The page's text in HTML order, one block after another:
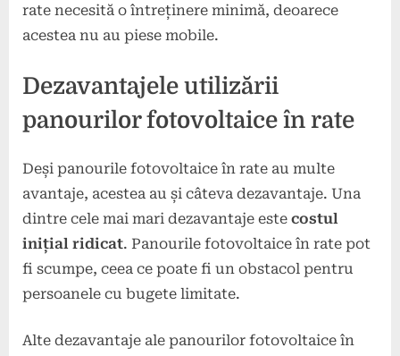
rate necesită o întreținere minimă, deoarece
acestea nu au piese mobile.
Dezavantajele utilizării
panourilor fotovoltaice în rate
Deși panourile fotovoltaice în rate au multe
avantaje, acestea au și câteva dezavantaje. Una
dintre cele mai mari dezavantaje este costul
inițial ridicat. Panourile fotovoltaice în rate pot
fi scumpe, ceea ce poate fi un obstacol pentru
persoanele cu bugete limitate.
Alte dezavantaje ale panourilor fotovoltaice în